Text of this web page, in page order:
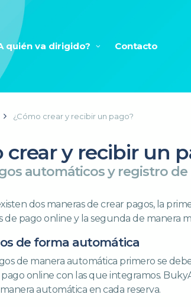
quién va dirigido? Contacto
¿Cómo crear y recibir un pago?
crear y recibir un
automáticos y registro
dos maneras de crear pagos, la
de pago online y la segunda de manera
de forma automática
de manera automática primero se
online con las que integramos.
automática en cada reserva.